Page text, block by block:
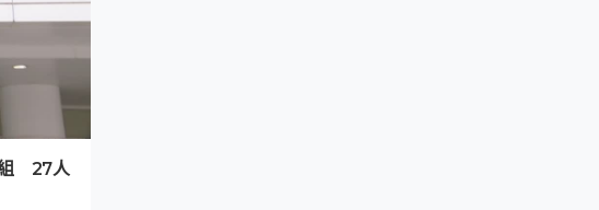
組 27人